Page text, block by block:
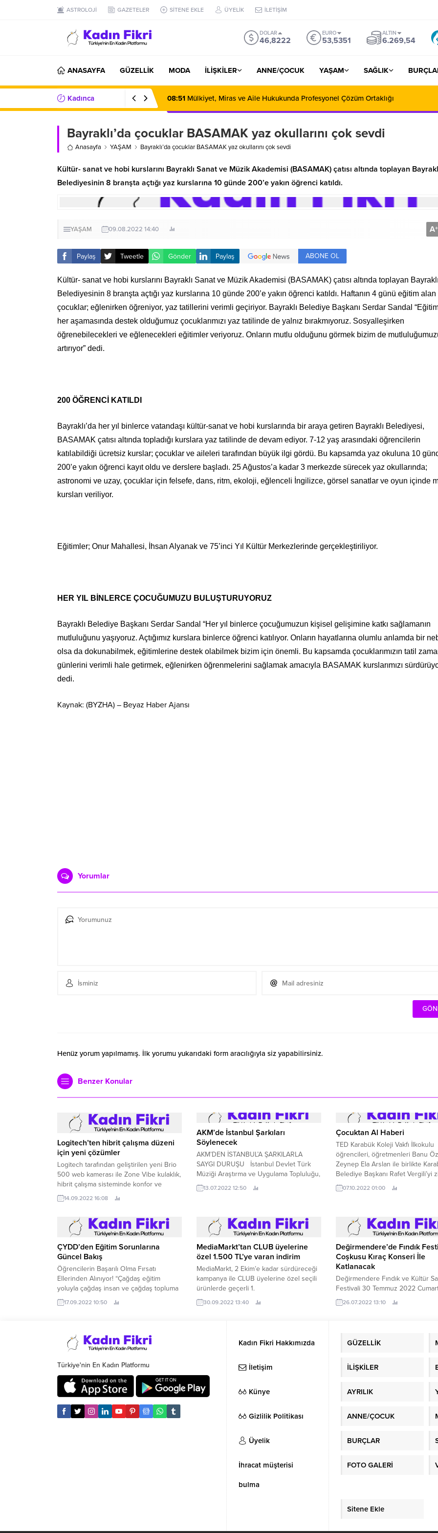
ASTROLOJİ GAZETELER SİTENE EKLE ÜYELİK İLETİŞİM
DOLAR
46,8222
EURO
53,5351
ALTIN
6.269,54
ANASAYFA GÜZELLİK MODA İLİŞKİLER ANNE/ÇOCUK YAŞAM SAĞLIK
Kadınca 08:51 Mülkiyet, Miras ve Aile Hukukunda Profesyonel Çözüm Ortaklığı
Bayraklı’da çocuklar BASAMAK yaz okullarını çok sevdi
Anasayfa YAŞAM Bayraklı’da çocuklar BASAMAK yaz okullarını çok sevdi
Kültür- sanat ve hobi kurslarını Bayraklı Sanat ve Müzik Akademisi (BASAMAK) çatısı altında toplayan
Belediyesinin 8 branşta açtığı yaz kurslarına 10 günde 200’e yakın öğrenci katıldı.
YAŞAM 09.08.2022 14:40 A+
Paylaş Tweetle Gönder Paylaş ABONE OL
Kültür- sanat ve hobi kurslarını Bayraklı Sanat ve Müzik Akademisi (BASAMAK) çatısı altında toplayan Bayraklı
Belediyesinin 8 branşta açtığı yaz kurslarına 10 günde 200’e yakın öğrenci katıldı. Haftanın 4 günü eğitim alan
çocuklar; eğlenirken öğreniyor, yaz tatillerini verimli geçiriyor. Bayraklı Belediye Başkanı Serdar Sandal
her aşamasında destek olduğumuz çocuklarımızı yaz tatilinde de yalnız bırakmıyoruz. Sosyalleşirken
öğrenebilecekleri ve eğlenecekleri eğitimler veriyoruz. Onların mutlu olduğunu görmek bizim de
artırıyor” dedi.
200 ÖĞRENCİ KATILDI
Bayraklı’da her yıl binlerce vatandaşı kültür-sanat ve hobi kurslarında bir araya getiren Bayraklı Belediyesi,
BASAMAK çatısı altında topladığı kurslara yaz tatilinde de devam ediyor. 7-12 yaş arasındaki öğrencilerin
katılabildiği ücretsiz kurslar; çocuklar ve aileleri tarafından büyük ilgi gördü. Bu kapsamda yaz okuluna 10
200’e yakın öğrenci kayıt oldu ve derslere başladı. 25 Ağustos’a kadar 3 merkezde sürecek yaz okullarında;
astronomi ve uzay, çocuklar için felsefe, dans, ritm, ekoloji, eğlenceli İngilizce, görsel sanatlar ve oyun içinde
kursları veriliyor.
Eğitimler; Onur Mahallesi, İhsan Alyanak ve 75’inci Yıl Kültür Merkezlerinde gerçekleştiriliyor.
HER YIL BİNLERCE ÇOCUĞUMUZU BULUŞTURUYORUZ
Bayraklı Belediye Başkanı Serdar Sandal “Her yıl binlerce çocuğumuzun kişisel gelişimine katkı sağlamanın
mutluluğunu yaşıyoruz. Açtığımız kurslara binlerce öğrenci katılıyor. Onların hayatlarına olumlu anlamda bir
olsa da dokunabilmek, eğitimlerine destek olabilmek bizim için önemli. Bu kapsamda çocuklarımızın tatil
günlerini verimli hale getirmek, eğlenirken öğrenmelerini sağlamak amacıyla BASAMAK kurslarımızı
dedi.
Kaynak: (BYZHA) – Beyaz Haber Ajansı
Yorumlar
Henüz yorum yapılmamış. İlk yorumu yukarıdaki form aracılığıyla siz yapabilirsiniz.
Benzer Konular
Logitech’ten hibrit çalışma düzeni
için yeni çözümler
Logitech tarafından geliştirilen yeni Brio
500 web kamerası ile Zone Vibe kulaklık,
hibrit çalışma sisteminde konfor ve
verimliliğe yeni bir boyut katıyor.
14.09.2022 16:08
AKM’de İstanbul Şarkıları
Söylenecek
AKM’DEN İSTANBUL’A ŞARKILARLA
SAYGI DURUŞU İstanbul Devlet Türk
Müziği Araştırma ve Uygulama Topluluğu,
İstanbul’a ithafen yazılan ünlü şarkılarla
Atatürk Kültür Merkezinde dinleyici
13.07.2022 12:50
Çocuktan Al Haberi
TED Karabük Koleji Vakfı İlkokulu
öğrencileri, öğretmenleri Banu
Zeynep Ela Arslan ile birlikte
Belediye Başkanı Rafet Vergili’yi
etti.07.10.2022 01:00
ÇYDD’den Eğitim Sorunlarına
Güncel Bakış
Öğrencilerin Başarılı Olma Fırsatı
Ellerinden Alınıyor! “Çağdaş eğitim
yoluyla çağdaş insan ve çağdaş topluma
ulaşma” hedefiyle 1989’dan bu yana
çalışmalarını gerçekleştiren Çağdaş
göz ardı edilemeyecek hale gelen
sorunlarına dikkat çekti.
17.09.2022 10:50
MediaMarkt’tan CLUB üyelerine
özel 1.500 TL’ye varan indirim
MediaMarkt, 2 Ekim’e kadar sürdüreceği
kampanya ile CLUB üyelerine özel seçili
ürünlerde geçerli 1.
30.09.2022 13:40
Değirmendere’de Fındık
Coşkusu Kıraç Konseri İle
Katlanacak
Değirmendere Fındık ve Kültür
Festivali 30 Temmuz 2022
günü yapılacak konser ile
gerçekleştirilecek.
26.07.2022 13:10
Türkiye'nin En Kadın Platformu
Kadın Fikri Hakkımızda
İletişim
Künye
Gizlilik Politikası
Üyelik
İhracat müşterisi
bulma
GÜZELLİK
İLİŞKİLER
AYRILIK
ANNE/ÇOCUK
BURÇLAR
FOTO GALERİ
Sitene Ekle